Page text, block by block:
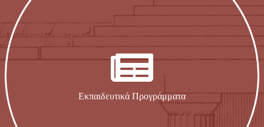
Εκπαιδευτικά Προγράμματα